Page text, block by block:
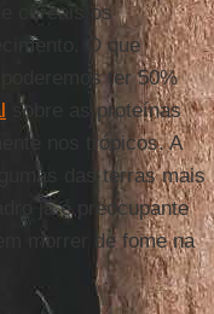
cereais os
O que
ter 50%
sobre as proteínas
nos trópicos. A
das terras mais
já é preocupante
morrer de fome na